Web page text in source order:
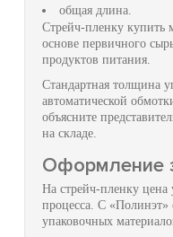
общая длина.
Стрейч-пленку купить
основе первичного
продуктов питания.
Стандартная толщина
автоматической
объясните
на складе.
Оформление
На стрейч-пленку цена
процесса. С «Полинэт»
упаковочных